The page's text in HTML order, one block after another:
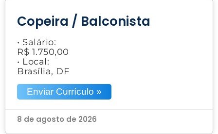
Copeira / Balconista
• Salário:
R$ 1.750,00
• Local:
Brasília, DF
Enviar Currículo »
8 de agosto de 2026